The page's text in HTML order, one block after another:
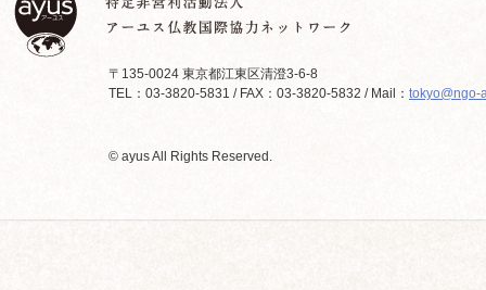
〒135-0024 東京都江東区清澄3-6-8
TEL：03-3820-5831 / FAX：03-3820-5832 / Mail： tokyo@ngo-
© ayus All Rights Reserved.